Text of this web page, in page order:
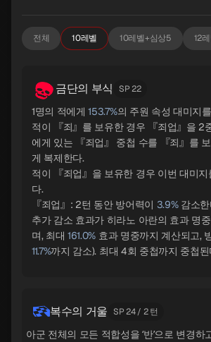
전체 10레벨 10레벨+심상5 12
금단의 부식 SP 22
1명의 적에게153.7%의 주원 속성 대미지
적이 『죄』를 보유한 경우 『죄업』을 2
에게 있는 『죄업』 중첩 수를 『죄』를
게 복제한다.
적이 『죄업』을 보유한 경우 이번 대미지
다.
『죄업』: 2턴 동안 방어력이 3.9%감소한
추가 감소 효과가 히라노 아란의 효과 명
며, 최대161.0% 효과 명중까지 계산되고,
11.7%까지 감소). 최대 4회 중첩까지 중첩된
복수의 거울 SP 24 / 2 턴
아군 전체의 모든 적합성을 ‘반’으로 변경